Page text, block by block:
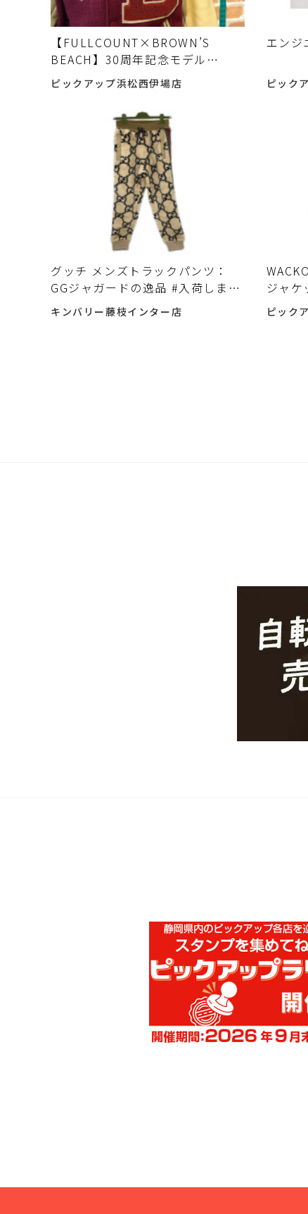
【FULLCOUNT×BROWN’S
BEACH】30周年記念モデル
BEACH CLOTH Versity Jacketが
入荷しました。
ピックアップ浜松西伊場店
エンジ
ピック
グッチ メンズトラックパンツ：
GGジャガードの逸品 #入荷しまし
た♪
キンバリー藤枝インター店
ジャ
ピック